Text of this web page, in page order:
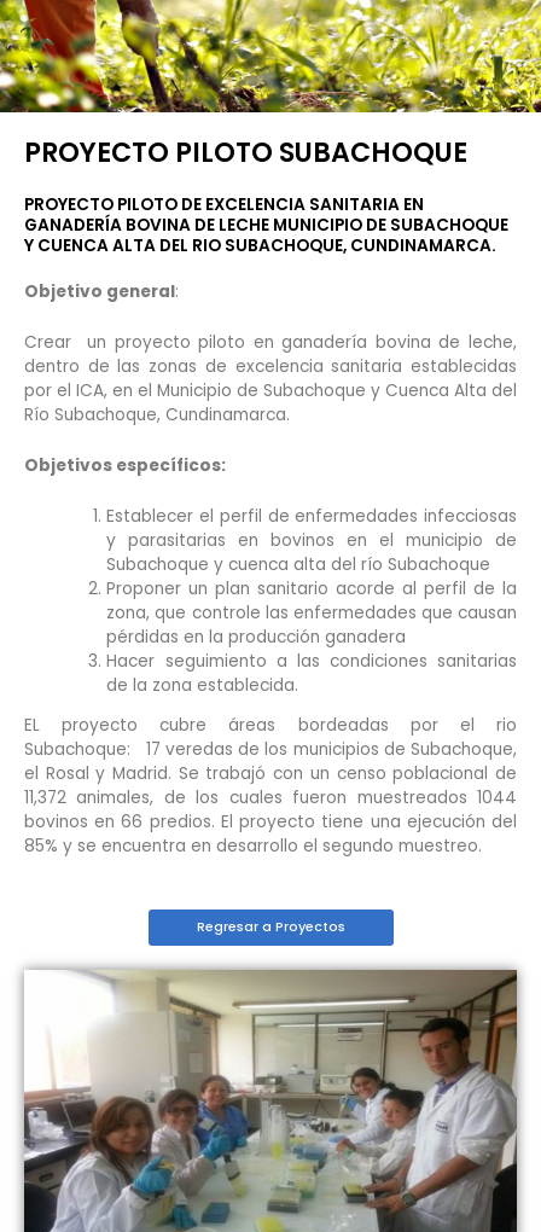
PROYECTO PILOTO SUBACHOQUE
PROYECTO PILOTO DE EXCELENCIA SANITARIA EN
GANADERÍA BOVINA DE LECHE MUNICIPIO DE SUBACHOQUE
Y CUENCA ALTA DEL RIO SUBACHOQUE, CUNDINAMARCA.
Objetivo general:
Crear un proyecto piloto en ganadería bovina de leche,
dentro de las zonas de excelencia sanitaria establecidas
por el ICA, en el Municipio de Subachoque y Cuenca Alta del
Río Subachoque, Cundinamarca.
Objetivos específicos:
Establecer el perfil de enfermedades infecciosas
y parasitarias en bovinos en el municipio de
Subachoque y cuenca alta del río Subachoque
Proponer un plan sanitario acorde al perfil de la
zona, que controle las enfermedades que causan
pérdidas en la producción ganadera
Hacer seguimiento a las condiciones sanitarias
de la zona establecida.
EL proyecto cubre áreas bordeadas por el rio
Subachoque: 17 veredas de los municipios de Subachoque,
el Rosal y Madrid. Se trabajó con un censo poblacional de
11,372 animales, de los cuales fueron muestreados 1044
bovinos en 66 predios. El proyecto tiene una ejecución del
85% y se encuentra en desarrollo el segundo muestreo.
Regresar a Proyectos